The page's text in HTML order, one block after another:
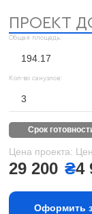
ПРОЕКТ
Общая площадь:
194.17
Кол-во санузлов:
3
срок
Цена проекта:
29 200 ₴4
Оформить